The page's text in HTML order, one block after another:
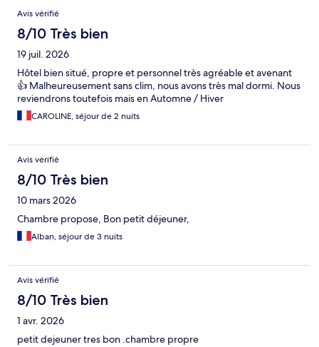
Avis vérifié
8/10 Très bien
19 juil. 2026
Hôtel bien situé, propre et personnel très agréable et avenant
👍 Malheureusement sans clim, nous avons très mal dormi. Nous
reviendrons toutefois mais en Automne / Hiver
CAROLINE, séjour de 2 nuits
Avis vérifié
8/10 Très bien
10 mars 2026
Chambre propose, Bon petit déjeuner,
Alban, séjour de 3 nuits
Avis vérifié
8/10 Très bien
1 avr. 2026
petit dejeuner tres bon .chambre propre